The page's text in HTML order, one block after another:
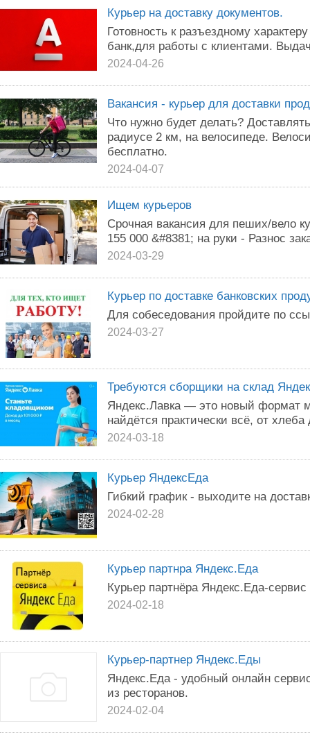
Курьер на доставку документов.
Готовность к разъездному
банк,для работы с клиентами.
2024-04-26
Вакансия - курьер для доставки
Что нужно будет делать?
радиусе 2 км, на велосипеде.
бесплатно.
2024-04-07
Ищем курьеров
Срочная вакансия для пеших/вело
155 000 &#8381; на руки - Разнос
2024-03-29
Курьер по доставке банковских
Для собеседования пройдите по
2024-03-27
Требуются сборщики на склад
Яндекс.Лавка — это новый формат
найдётся практически всё, от
2024-03-18
Курьер ЯндексЕда
Гибкий график - выходите на
2024-02-28
Курьер партнра Яндекс.Еда
Курьер партнёра Яндекс.Еда-
2024-02-18
Курьер-партнер Яндекс.Еды
Яндекс.Еда - удобный онлайн
из ресторанов.
2024-02-04